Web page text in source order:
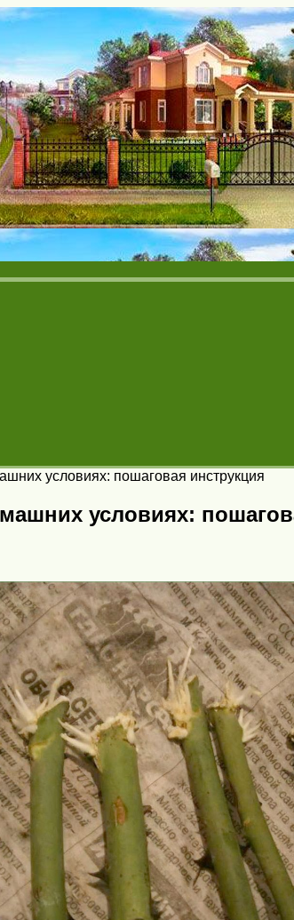
условиях: пошаговая инструкция
условиях: